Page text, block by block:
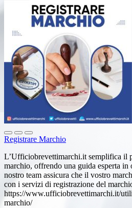
Registrare Marchio
L’Ufficiobrevettimarchi.it semplifica il
marchio, offrendo una guida esperta in
nostro team assicura che il vostro
con i servizi di registrazione del
https://www.ufficiobrevettimarchi.it/
marchio/